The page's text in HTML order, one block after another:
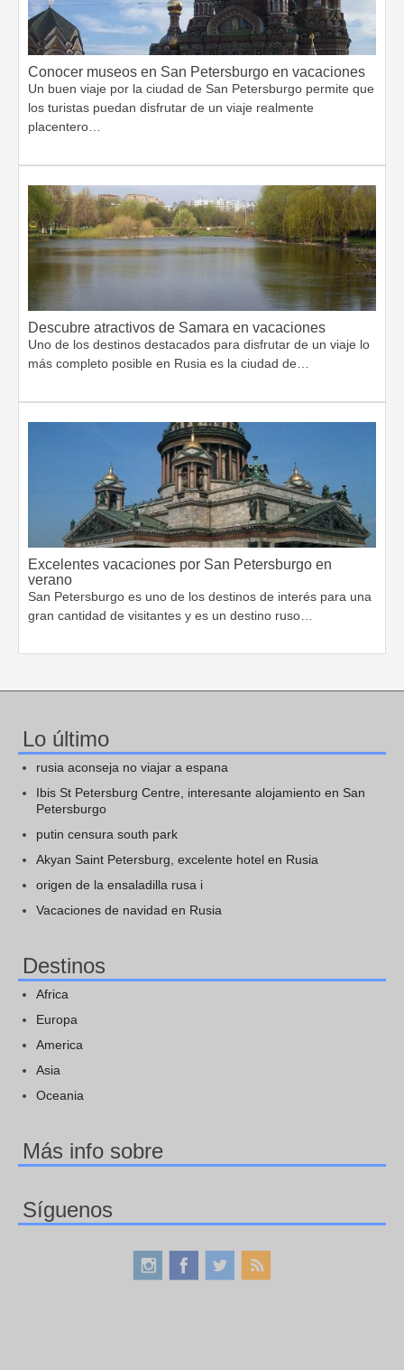
Conocer museos en San Petersburgo en vacaciones
Un buen viaje por la ciudad de San Petersburgo permite que
los turistas puedan disfrutar de un viaje realmente
placentero…
Descubre atractivos de Samara en vacaciones
Uno de los destinos destacados para disfrutar de un viaje lo
más completo posible en Rusia es la ciudad de…
Excelentes vacaciones por San Petersburgo en
verano
San Petersburgo es uno de los destinos de interés para una
gran cantidad de visitantes y es un destino ruso…
Lo último
rusia aconseja no viajar a espana
Ibis St Petersburg Centre, interesante alojamiento en San
Petersburgo
putin censura south park
Akyan Saint Petersburg, excelente hotel en Rusia
origen de la ensaladilla rusa i
Vacaciones de navidad en Rusia
Destinos
Africa
Europa
America
Asia
Oceania
Más info sobre
Síguenos